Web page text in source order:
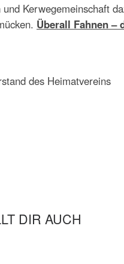
Kerwegemeinschaft
Überall Fahnen –
des Heimatvereins
DIR AUCH